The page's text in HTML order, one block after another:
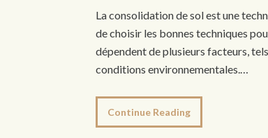
La consolidation de sol est une
de choisir les bonnes techniques
dépendent de plusieurs facteurs,
conditions environnementales.…
Continue Reading